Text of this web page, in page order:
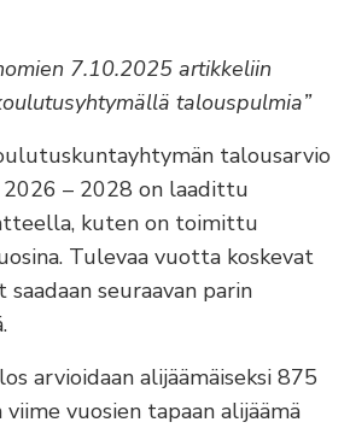
7.10.2025 artikkeliin
talouspulmia”
talousarvio
– 2028 on laadittu
kuten on toimittu
Tulevaa vuotta koskevat
seuraavan parin
arvioidaan alijäämäiseksi 875
vuosien tapaan alijäämä